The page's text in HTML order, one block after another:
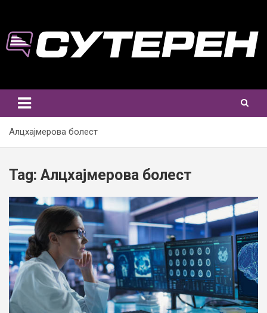
content
Алцхајмерова болест
Tag: Алцхајмерова болест